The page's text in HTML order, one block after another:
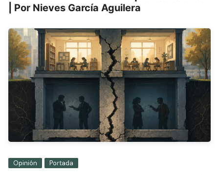
| Por Nieves García Aguilera
Opinión Portada